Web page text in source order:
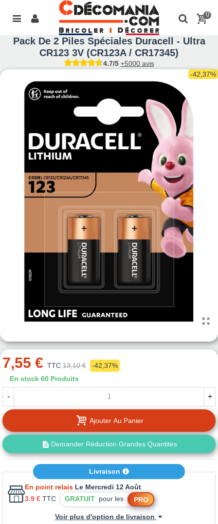
0
Pack De 2 Piles Spéciales Duracell - Ultra
CR123 3V (CR123A / CR17345)
4.7/5 +5000 avis
-42,37%
7,55 € TTC 13,10 €
-42,37%
En stock 60 Produits
- +
Ajouter Au Panier
Demander Réduction Grandes Quantités
Livraison
En point relais Le Mercredi 12 Août
3.9 € TTC GRATUIT pour les PRO
Voir plus d'option de livraison